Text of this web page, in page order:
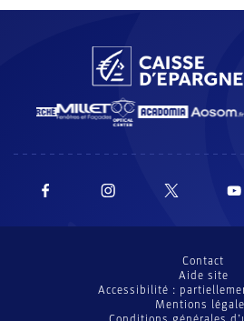
Contact
Aide site
Accessibilité :
Mentions